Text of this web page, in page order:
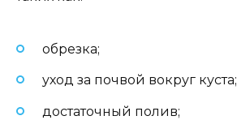
обрезка;
уход за почвой вокруг куста;
достаточный полив;